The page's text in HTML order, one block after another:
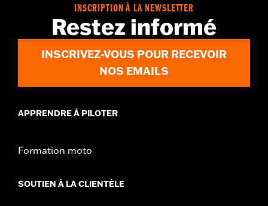
Unité de mesure de diamètre de matériau:Pouces
Vendu à l'unité:Paire
Dans la boîte:Poignées gauche et droite
GARANTIE:1 year limited warranty – Go towww.h-
for full details
INSCRIPTION À LA NEWSLETTER
Restez informé
INSCRIVEZ-VOUS POUR RECEVOIR
NOS EMAILS
APPRENDRE À PILOTER
Formation moto
SOUTIEN À LA CLIENTÈLE